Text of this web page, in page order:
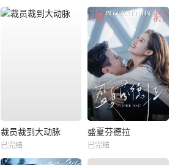
裁员裁到大动脉
已完结
盛夏芬德拉
已完结